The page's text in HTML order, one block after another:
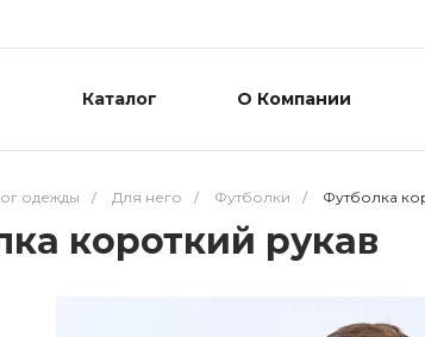
Каталог О Компании
одежды / Для него / Футболки / Футболка
короткий рукав